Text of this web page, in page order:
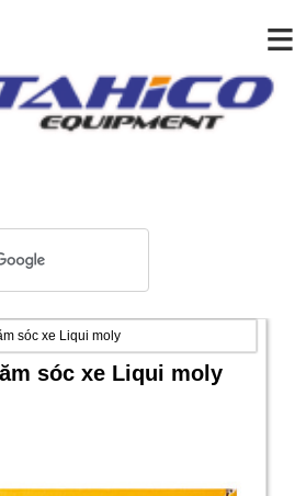
≡
sóc xe Liqui moly
sóc xe Liqui moly